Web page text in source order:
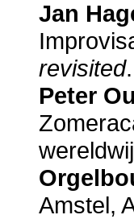
Jan
revisited
Peter
Amstel,